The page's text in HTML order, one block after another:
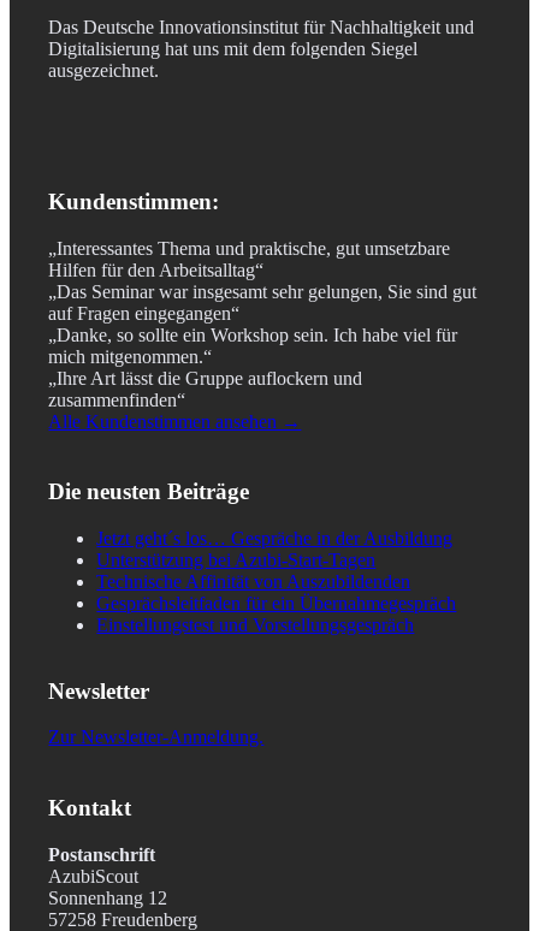
Das Deutsche Innovationsinstitut für Nachhaltigkeit und
Digitalisierung hat uns mit dem folgenden Siegel
ausgezeichnet.
Kundenstimmen:
„Interessantes Thema und praktische, gut umsetzbare
Hilfen für den Arbeitsalltag“
„Das Seminar war insgesamt sehr gelungen, Sie sind gut
auf Fragen eingegangen“
„Danke, so sollte ein Workshop sein. Ich habe viel für
mich mitgenommen.“
„Ihre Art lässt die Gruppe auflockern und
zusammenfinden“
Alle Kundenstimmen ansehen →
Die neusten Beiträge
Jetzt geht´s los… Gespräche in der Ausbildung
Unterstützung bei Azubi-Start-Tagen
Technische Affinität von Auszubildenden
Gesprächsleitfaden für ein Übernahmegespräch
Einstellungstest und Vorstellungsgespräch
Newsletter
Zur Newsletter-Anmeldung.
Kontakt
Postanschrift
AzubiScout
Sonnenhang 12
57258 Freudenberg